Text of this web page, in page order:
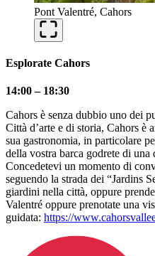
Pont Valentré, Cahors
Esplorate Cahors
14:00 – 18:30
Cahors è senza dubbio uno dei
Città d’arte e di storia, Cahors è
sua gastronomia, in particolare
della vostra barca godrete di
Concedetevi un momento di
seguendo la strada dei “Jardins
giardini nella città, oppure
Valentré oppure prenotate una
guidata: https://